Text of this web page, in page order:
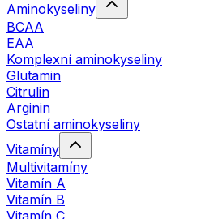
Aminokyseliny
BCAA
EAA
Komplexní aminokyseliny
Glutamin
Citrulin
Arginin
Ostatní aminokyseliny
Vitamíny
Multivitamíny
Vitamín A
Vitamín B